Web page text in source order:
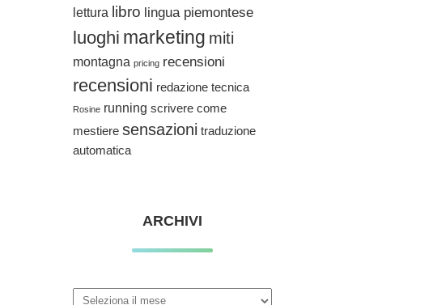
lettura libro lingua piemontese
luoghi marketing miti
montagna pricing recensioni
recensioni redazione tecnica
Rosine running scrivere come
mestiere sensazioni traduzione
automatica
ARCHIVI
Archivi